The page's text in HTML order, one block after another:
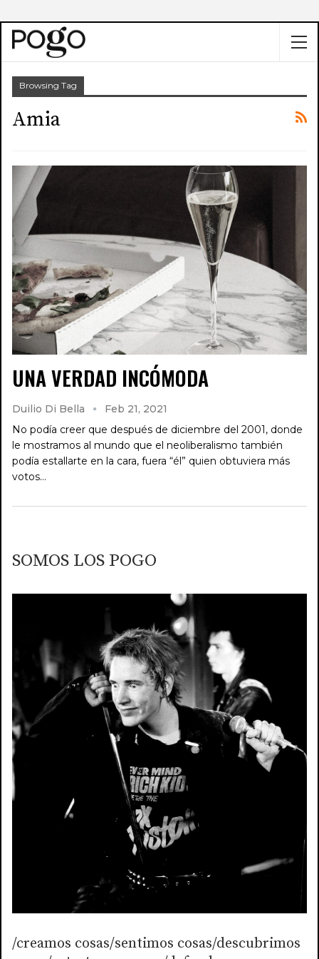
Browsing Tag
Amia
UNA VERDAD INCÓMODA
Duilio Di Bella
Feb 21, 2021
No podía creer que después de diciembre del 2001, donde
le mostramos al mundo que el neoliberalismo también
podía estallarte en la cara, fuera “él” quien obtuviera más
votos…
SOMOS LOS POGO
/creamos cosas/sentimos cosas/descubrimos